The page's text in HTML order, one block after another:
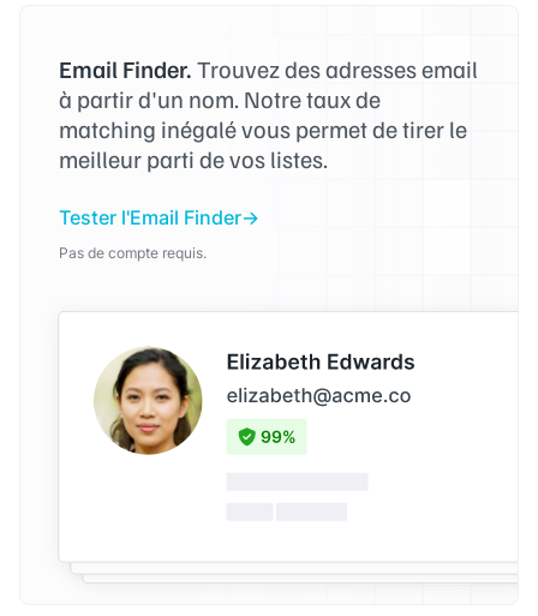
Email Finder. Trouvez des adresses email
à partir d'un nom. Notre taux de
matching inégalé vous permet de tirer le
meilleur parti de vos listes.
Tester l'Email Finder
Pas de compte requis.